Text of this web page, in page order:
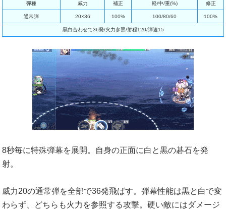
弾種 威力 補正 軽/中/重(%) 修正
通常弾 20×36 100% 100/80/60 100%
黒白合わせて36発/火力参照/射程120/弾速15
8秒毎に特殊弾幕を展開。自身の正面に白と黒の碁石を発
射。
威力20の通常弾を全部で36発飛ばす。弾幕性能は黒と白で変
わらず、どちらも火力を参照する攻撃。硬い敵にはダメージ